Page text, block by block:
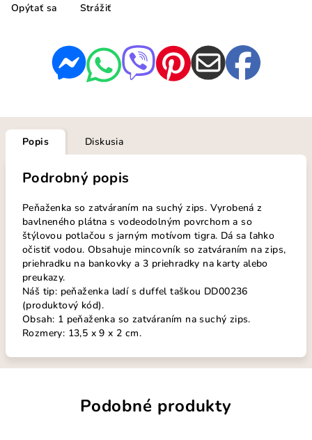
Opýtať sa Strážiť
Popis Diskusia
Podrobný popis
Peňaženka so zatváraním na suchý zips. Vyrobená z
bavlneného plátna s vodeodolným povrchom a so
štýlovou potlačou s jarným motívom tigra. Dá sa ľahko
očistiť vodou. Obsahuje mincovník so zatváraním na zips,
priehradku na bankovky a 3 priehradky na karty alebo
preukazy.
Náš tip: peňaženka ladí s duffel taškou DD00236
(produktový kód).
Obsah: 1 peňaženka so zatváraním na suchý zips.
Rozmery: 13,5 x 9 x 2 cm.
Podobné produkty